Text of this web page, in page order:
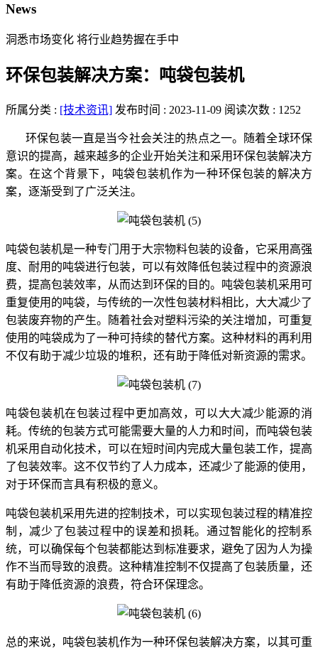
News
洞悉市场变化 将行业趋势握在手中
环保包装解决方案：吨袋包装机
所属分类 : [技术资讯] 发布时间 : 2023-11-09 阅读次数 : 1252
环保包装一直是当今社会关注的热点之一。随着全球环保
意识的提高，越来越多的企业开始关注和采用环保包装解决方
案。在这个背景下，吨袋包装机作为一种环保包装的解决方
案，逐渐受到了广泛关注。
吨袋包装机是一种专门用于大宗物料包装的设备，它采用高强
度、耐用的吨袋进行包装，可以有效降低包装过程中的资源浪
费，提高包装效率，从而达到环保的目的。吨袋包装机采用可
重复使用的吨袋，与传统的一次性包装材料相比，大大减少了
包装废弃物的产生。随着社会对塑料污染的关注增加，可重复
使用的吨袋成为了一种可持续的替代方案。这种材料的再利用
不仅有助于减少垃圾的堆积，还有助于降低对新资源的需求。
吨袋包装机在包装过程中更加高效，可以大大减少能源的消
耗。传统的包装方式可能需要大量的人力和时间，而吨袋包装
机采用自动化技术，可以在短时间内完成大量包装工作，提高
了包装效率。这不仅节约了人力成本，还减少了能源的使用，
对于环保而言具有积极的意义。
吨袋包装机采用先进的控制技术，可以实现包装过程的精准控
制，减少了包装过程中的误差和损耗。通过智能化的控制系
统，可以确保每个包装都能达到标准要求，避免了因为人为操
作不当而导致的浪费。这种精准控制不仅提高了包装质量，还
有助于降低资源的浪费，符合环保理念。
总的来说，吨袋包装机作为一种环保包装解决方案，以其可重